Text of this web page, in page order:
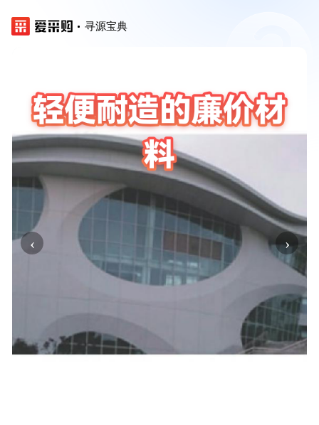
寻源宝典
‹ ›